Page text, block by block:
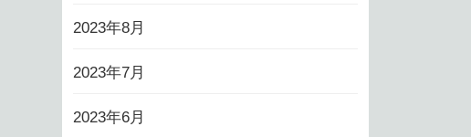
2023年8月
2023年7月
2023年6月